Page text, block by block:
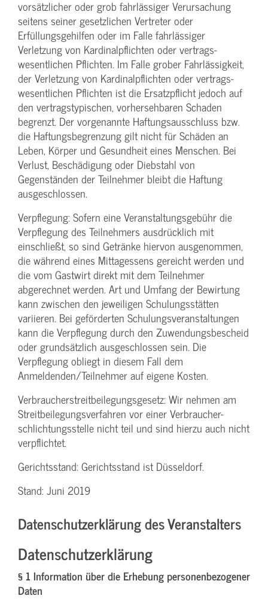
vorsätzlicher oder grob fahrlässiger Verursachung
seitens seiner gesetzlichen Vertreter oder
Erfüllungsgehilfen oder im Falle fahrlässiger
Verletzung von Kardinalpflichten oder vertrags­
wesentlichen Pflichten. Im Falle grober Fahrlässigkeit,
der Verletzung von Kardinalpflichten oder vertrags­
wesentlichen Pflichten ist die Ersatzpflicht jedoch auf
den vertragstypischen, vorhersehbaren Schaden
begrenzt. Der vorgenannte Haftungs­ausschluss bzw.
die Haftungs­begrenzung gilt nicht für Schäden an
Leben, Körper und Gesundheit eines Menschen. Bei
Verlust, Beschädigung oder Diebstahl von
Gegenständen der Teilnehmer bleibt die Haftung
ausgeschlossen.
Verpflegung: Sofern eine Veranstaltungs­gebühr die
Verpflegung des Teilnehmers ausdrücklich mit
einschließt, so sind Getränke hiervon ausgenommen,
die während eines Mittagessens gereicht werden und
die vom Gastwirt direkt mit dem Teilnehmer
abgerechnet werden. Art und Umfang der Bewirtung
kann zwischen den jeweiligen Schulungsstätten
variieren. Bei geförderten Schulungs­veranstaltungen
kann die Verpflegung durch den Zuwendungs­bescheid
oder grundsätzlich ausgeschlossen sein. Die
Verpflegung obliegt in diesem Fall dem
Anmeldenden/­Teilnehmer auf eigene Kosten.
Verbraucher­streitbeilegungs­gesetz: Wir nehmen am
Streit­beilegungs­verfahren vor einer Verbraucher­
schlichtungs­stelle nicht teil und sind hierzu auch nicht
verpflichtet.
Gerichtsstand: Gerichtsstand ist Düsseldorf.
Stand: Juni 2019
Datenschutzerklärung des Veranstalters
Datenschutzerklärung
§ 1 Information über die Erhebung personenbezogener
Daten